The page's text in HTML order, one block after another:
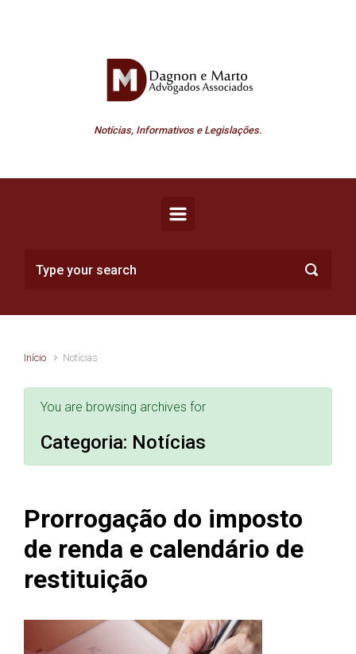
Notícias, Informativos e Legislações.
Início Notícias
You are browsing archives for
Categoria: Notícias
Prorrogação do imposto
de renda e calendário de
restituição